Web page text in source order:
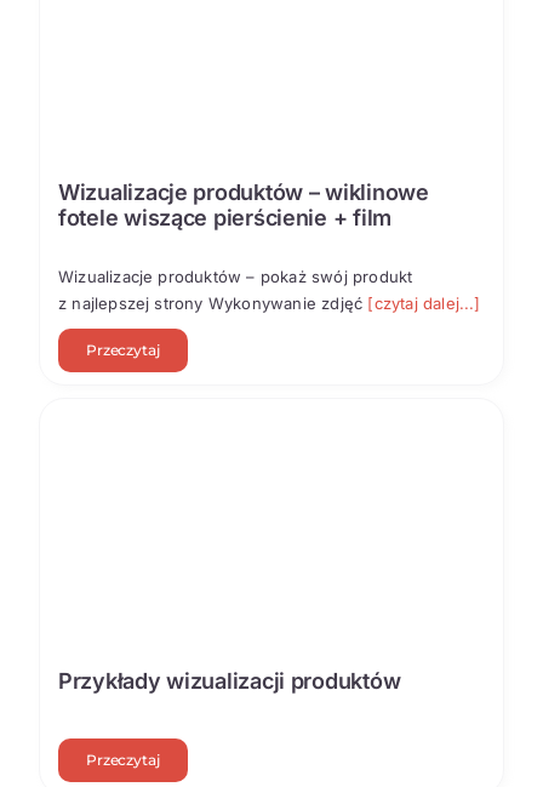
Wizualizacje produktów – wiklinowe
fotele wiszące pierścienie + film
Wizualizacje produktów – pokaż swój produkt
z najlepszej strony Wykonywanie zdjęć [czytaj dalej...]
Przeczytaj
Przykłady wizualizacji produktów
Przeczytaj